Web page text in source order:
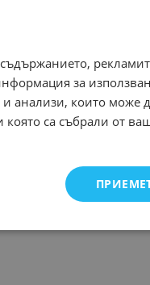
за
и анализи, които може
са събрали от